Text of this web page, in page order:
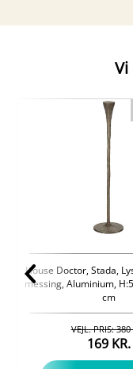
Vi
House Doctor, Stada,
messing, Aluminium,
cm
169 KR.
VEJL. PRIS: 380